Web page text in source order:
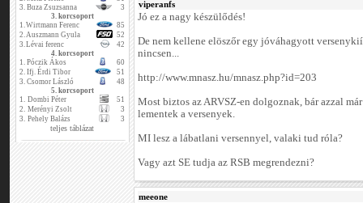
3. Buza Zsuzsanna
3
3. korcsoport
1.Wirtmann Ferenc
85
2.Auszmann Gyula
52
3.Lévai ferenc
42
4. korcsoport
1. Póczik Ákos
60
2. Ifj. Érdi Tibor
51
3. Csomor László
48
5. korcsoport
1. Dombi Péter
51
2. Merényi Zsolt
3
3. Pehely Balázs 3
teljes táblázat
viperanfs
Jó ez a nagy készülődés!
De nem kellene elöszőr egy jóváhagyott
nincsen...
http://www.mnasz.hu/mnasz.php?id=203
Most biztos az ARVSZ-en dolgoznak, bár azzal
lementek a versenyek.
MI lesz a lábatlani versennyel, valaki tud róla?
Vagy azt SE tudja az RSB megrendezni?
meeone